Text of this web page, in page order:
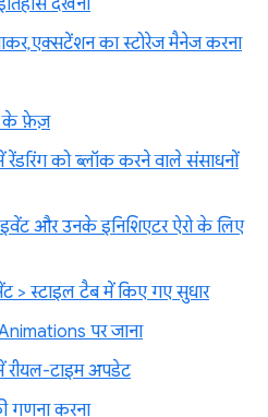
एक्सटेंशन का स्टोरेज मैनेज करना
के फ़ेज़
रेंडरिंग को ब्लॉक करने वाले संसाधनों
और उनके इनिशिएटर ऐरो के लिए
> स्टाइल टैब में किए गए सुधार
पर जाना
टाइम अपडेट
गणना करना